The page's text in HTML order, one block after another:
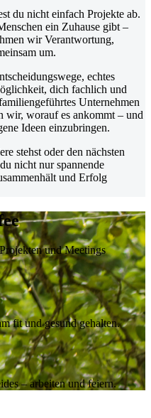
du nicht einfach Projekte ab.
ein Zuhause gibt –
wir Verantwortung,
um.
echtes
dich fachlich und
Unternehmen
wir, worauf es ankommt – und
Ideen einzubringen.
stehst oder den nächsten
nicht nur spannende
und Erfolg
und Meetings
fit und gesund gehalten.
– arbeiten und feiern.